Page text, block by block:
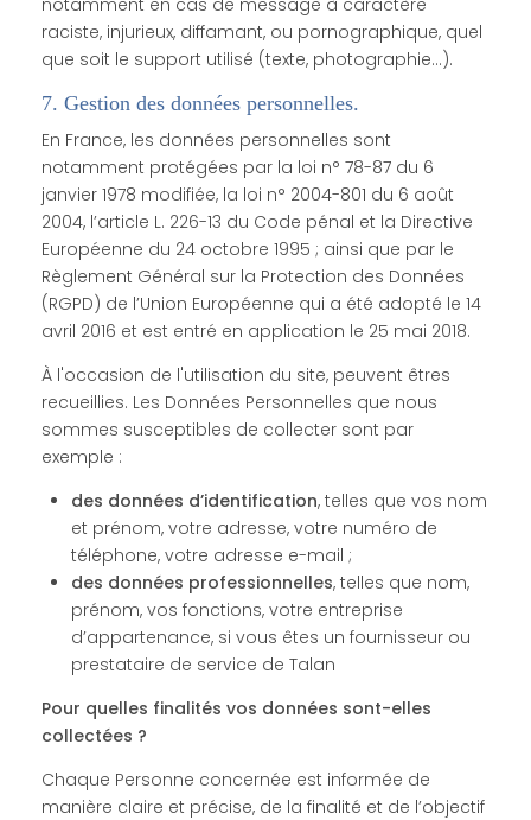
notamment en cas de message à caractère
raciste, injurieux, diffamant, ou pornographique, quel
que soit le support utilisé (texte, photographie…).
7. Gestion des données personnelles.
En France, les données personnelles sont
notamment protégées par la loi n° 78-87 du 6
janvier 1978 modifiée, la loi n° 2004-801 du 6 août
2004, l’article L. 226-13 du Code pénal et la Directive
Européenne du 24 octobre 1995 ; ainsi que par le
Règlement Général sur la Protection des Données
(RGPD) de l’Union Européenne qui a été adopté le 14
avril 2016 et est entré en application le 25 mai 2018.
À l'occasion de l'utilisation du site, peuvent êtres
recueillies. Les Données Personnelles que nous
sommes susceptibles de collecter sont par
exemple :
des données d’identification, telles que vos nom
et prénom, votre adresse, votre numéro de
téléphone, votre adresse e-mail ;
des données professionnelles, telles que nom,
prénom, vos fonctions, votre entreprise
d’appartenance, si vous êtes un fournisseur ou
prestataire de service de Talan
Pour quelles finalités vos données sont-elles
collectées ?
Chaque Personne concernée est informée de
manière claire et précise, de la finalité et de l’objectif